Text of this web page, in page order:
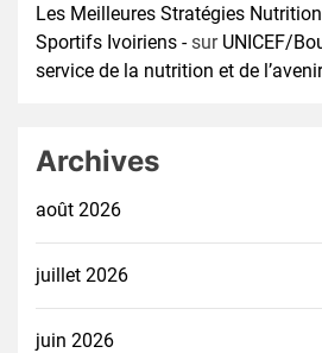
Les Meilleures Stratégies
Sportifs Ivoiriens -sur UNICEF/
service de la nutrition et de
Archives
août 2026
juillet 2026
juin 2026